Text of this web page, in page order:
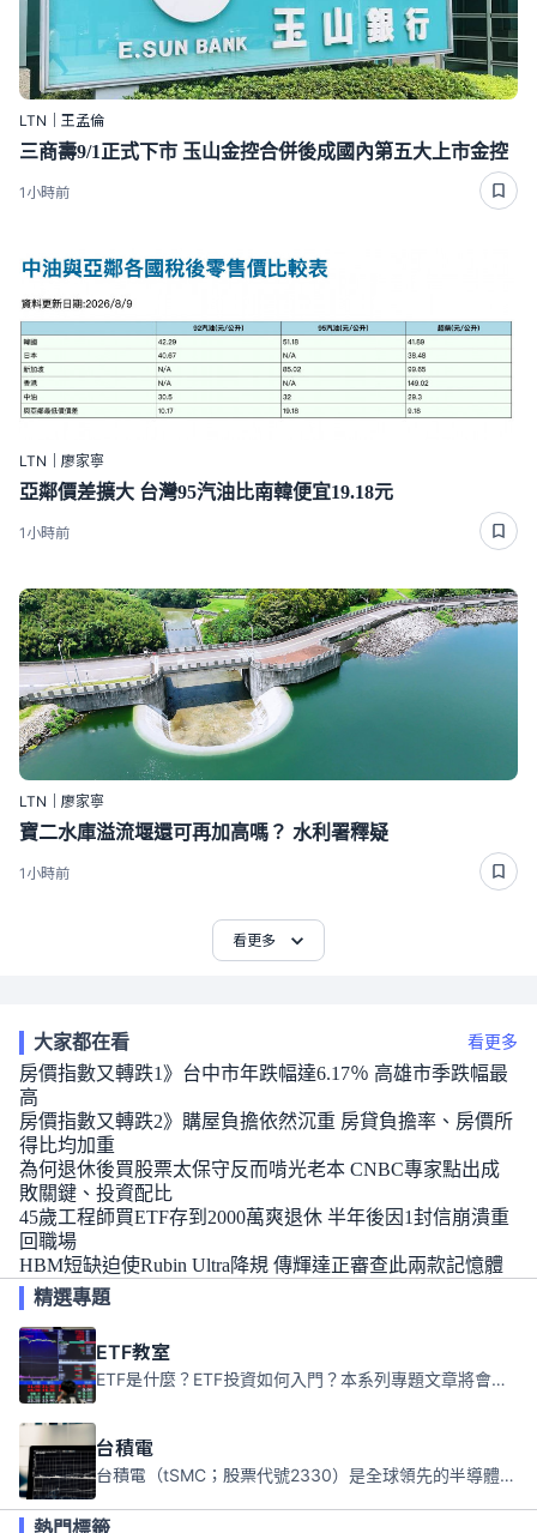
LTN｜王孟倫
三商壽9/1正式下市 玉山金控合併後成國內第五大上市金控
1小時前
LTN｜廖家寧
亞鄰價差擴大 台灣95汽油比南韓便宜19.18元
1小時前
LTN｜廖家寧
寶二水庫溢流堰還可再加高嗎？ 水利署釋疑
1小時前
看更多
大家都在看 看更多
房價指數又轉跌1》台中市年跌幅達6.17％ 高雄市季跌幅最
高
房價指數又轉跌2》購屋負擔依然沉重 房貸負擔率、房價所
得比均加重
為何退休後買股票太保守反而啃光老本 CNBC專家點出成
敗關鍵、投資配比
45歲工程師買ETF存到2000萬爽退休 半年後因1封信崩潰重
回職場
HBM短缺迫使Rubin Ultra降規 傳輝達正審查此兩款記憶體
精選專題
ETF教室
ETF是什麼？ETF投資如何入門？本系列專題文章將會告訴你新手必須知道的ETF基礎知識。
台積電
台積電（tSMC；股票代號2330）是全球領先的半導體代工公司，成立於1987年，總部位於台灣新竹。且已於美國、日本、德國及中國設廠，台積電是全球首家專業積體電路製造服務公司，也是全球最先進和最大規模的半導體代工廠。